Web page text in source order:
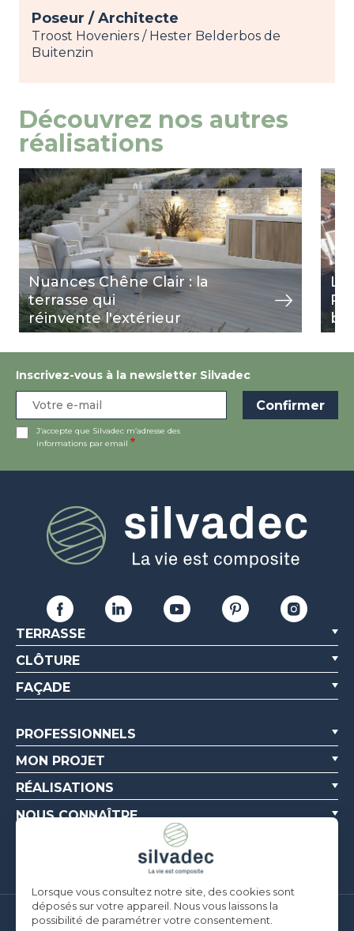
Poseur / Architecte
Troost Hoveniers / Hester Belderbos de
Buitenzin
Découvrez nos autres
réalisations
Nuances Chêne Clair : la
terrasse qui
réinvente l'extérieur
Image
view
La
view
Inscrivez-vous à la newsletter Silvadec
J’accepte que Silvadec m’adresse des
informations par email
TERRASSE
CLÔTURE
FAÇADE
PROFESSIONNELS
MON PROJET
RÉALISATIONS
NOUS CONNAÎTRE
Silvadec France
Lorsque vous consultez notre site, des cookies sont
déposés sur votre appareil. Nous vous laissons la
possibilité de paramétrer votre consentement.